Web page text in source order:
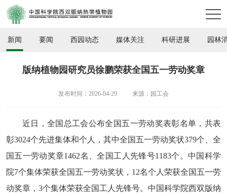
新闻 要闻 西园动态 媒体关注 科研进展 园林
版纳植物园研究员徐鹏荣获全国五一劳动奖章
发布时间：2026-04-29 来源：园工会
近日，全国总工会公布全国五一劳动奖表彰名单，共表
彰3024个先进集体和个人，其中全国五一劳动奖状379个、全
国五一劳动奖章1462名、全国工人先锋号1183个。中国科学
院7个集体荣获全国五一劳动奖状，12名个人荣获全国五一劳
动奖章，3个集体荣获全国工人先锋号。中国科学院西双版纳